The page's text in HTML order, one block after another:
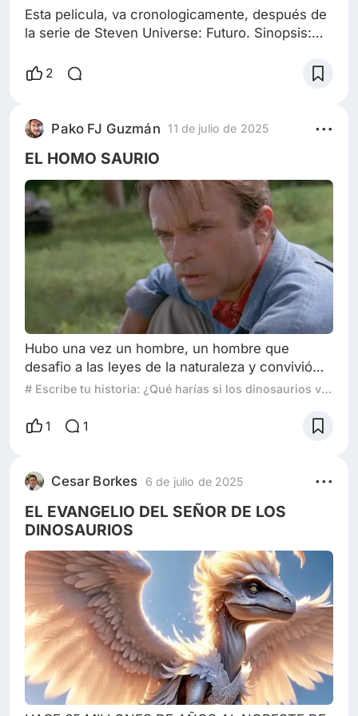
Esta pelicula, va cronologicamente, después de
la serie de Steven Universe: Futuro. Sinopsis:
de Beach City para descubrirse a si mismo.
entre la Gemas de Cristal y Steven se torna a
peligro, miedo y determinacion cuando la fuerza
más poderosa del universo despie
2
Pako FJ Guzmán 11 de julio de 2025
EL HOMO SAURIO
Hubo una vez un hombre, un hombre que
desafio a las leyes de la naturaleza y convivió
con los dinosaurios que trajeron de vuelta a la
niño amaba a los dinosaurios y a las criaturas
dinosaurios de los tres períodos, incluso ya se
leía libros de mas de cien páginas sobre el
# Escribe tu historia: ¿Qué harías si los dinosaurios vivieran hoy?
1 1
Cesar Borkes 6 de julio de 2025
EL EVANGELIO DEL SEÑOR DE LOS
DINOSAURIOS